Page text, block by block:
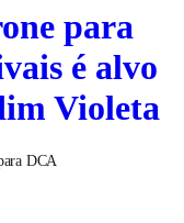
para
é alvo
Violeta
DCA